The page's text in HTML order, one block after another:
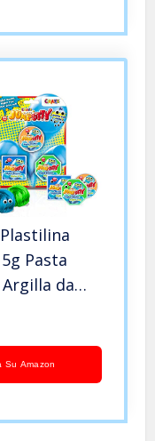
Plastilina
Pasta
da
per
Su Amazon